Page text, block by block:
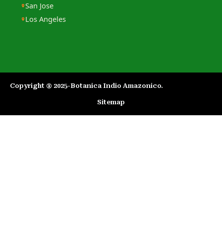
San Jose
Los Angeles
Copyright ® 2025-Botanica Indio Amazonico.​
Sitemap